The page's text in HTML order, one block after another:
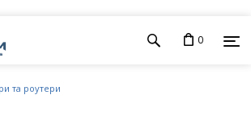
0
та роутери